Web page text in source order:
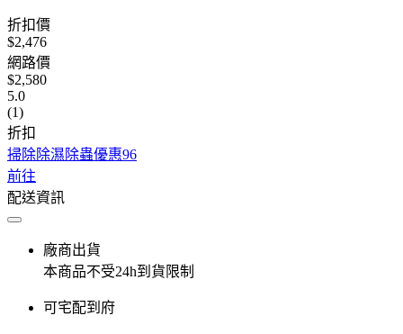
折扣價
$2,476
網路價
$2,580
5.0
(1)
折扣
掃除除濕除蟲優惠96
前往
配送資訊
廠商出貨
本商品不受24h到貨限制
可宅配到府